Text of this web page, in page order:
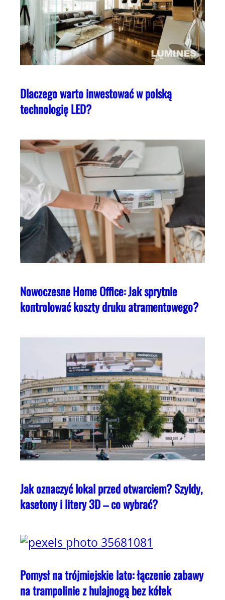
Dlaczego warto inwestować w polską
technologię LED?
Nowoczesne Home Office: Jak sprytnie
kontrolować koszty druku atramentowego?
Jak oznaczyć lokal przed otwarciem? Szyldy,
kasetony i litery 3D – co wybrać?
Pomysł na trójmiejskie lato: łączenie zabawy
na trampolinie z hulajnogą bez kółek